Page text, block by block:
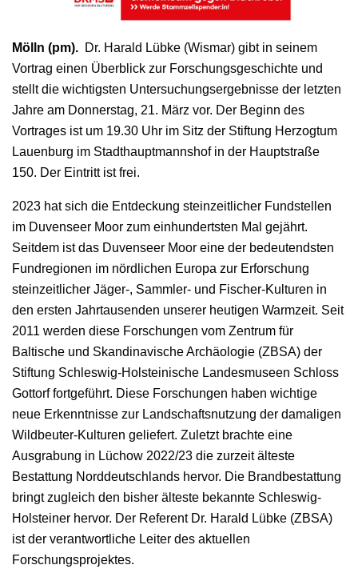
Mölln (pm). Dr. Harald Lübke (Wismar) gibt in seinem
Vortrag einen Überblick zur Forschungsgeschichte und
stellt die wichtigsten Untersuchungsergebnisse der letzten
Jahre am Donnerstag, 21. März vor. Der Beginn des
Vortrages ist um 19.30 Uhr im Sitz der Stiftung Herzogtum
Lauenburg im Stadthauptmannshof in der Hauptstraße
150. Der Eintritt ist frei.
2023 hat sich die Entdeckung steinzeitlicher Fundstellen
im Duvenseer Moor zum einhundertsten Mal gejährt.
Seitdem ist das Duvenseer Moor eine der bedeutendsten
Fundregionen im nördlichen Europa zur Erforschung
steinzeitlicher Jäger-, Sammler- und Fischer-Kulturen in
den ersten Jahrtausenden unserer heutigen Warmzeit. Seit
2011 werden diese Forschungen vom Zentrum für
Baltische und Skandinavische Archäologie (ZBSA) der
Stiftung Schleswig-Holsteinische Landesmuseen Schloss
Gottorf fortgeführt. Diese Forschungen haben wichtige
neue Erkenntnisse zur Landschaftsnutzung der damaligen
Wildbeuter-Kulturen geliefert. Zuletzt brachte eine
Ausgrabung in Lüchow 2022/23 die zurzeit älteste
Bestattung Norddeutschlands hervor. Die Brandbestattung
bringt zugleich den bisher älteste bekannte Schleswig-
Holsteiner hervor. Der Referent Dr. Harald Lübke (ZBSA)
ist der verantwortliche Leiter des aktuellen
Forschungsprojektes.